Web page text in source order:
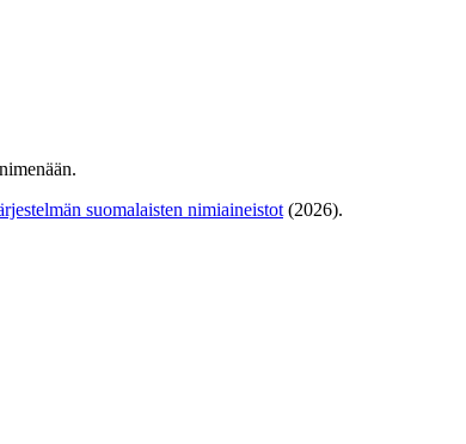
suomalaisten nimiaineistot (2026).